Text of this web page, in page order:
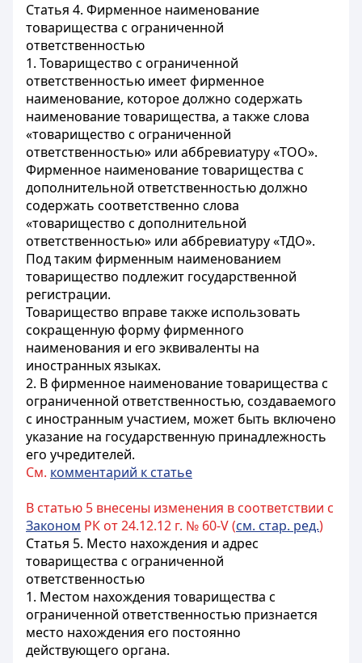
Статья 4. Фирменное наименование
товарищества с ограниченной
ответственностью
1. Товарищество с ограниченной
ответственностью имеет фирменное
наименование, которое должно содержать
наименование товарищества, а также слова
«товарищество с ограниченной
ответственностью» или аббревиатуру «ТОО».
Фирменное наименование товарищества с
дополнительной ответственностью должно
содержать соответственно слова
«товарищество с дополнительной
ответственностью» или аббревиатуру «ТДО».
Под таким фирменным наименованием
товарищество подлежит государственной
регистрации.
Товарищество вправе также использовать
сокращенную форму фирменного
наименования и его эквиваленты на
иностранных языках.
2. В фирменное наименование товарищества с
ограниченной ответственностью, создаваемого
с иностранным участием, может быть включено
указание на государственную принадлежность
его учредителей.
См. комментарий к статье
В статью 5 внесены изменения в соответствии с
Законом РК от 24.12.12 г. № 60-V (см. стар. ред.)
Статья 5. Место нахождения и адрес
товарищества с ограниченной
ответственностью
1. Местом нахождения товарищества с
ограниченной ответственностью признается
место нахождения его постоянно
действующего органа.